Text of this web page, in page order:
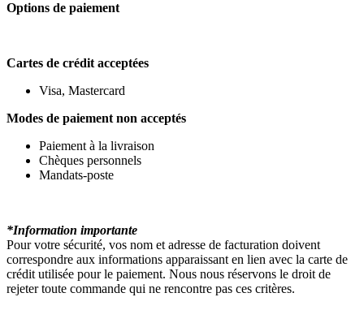
Options de paiement
Cartes de crédit acceptées
Visa, Mastercard
Modes de paiement non acceptés
Paiement à la livraison
Chèques personnels
Mandats-poste
*Information importante
Pour votre sécurité, vos nom et adresse de facturation doivent
correspondre aux informations apparaissant en lien avec la carte de
crédit utilisée pour le paiement. Nous nous réservons le droit de
rejeter toute commande qui ne rencontre pas ces critères.